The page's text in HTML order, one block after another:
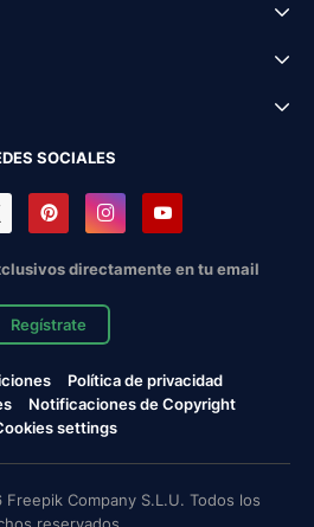
SOCIALES
directamente en tu email
Regístrate
Política de privacidad
Notificaciones de Copyright
settings
Company S.L.U. Todos los